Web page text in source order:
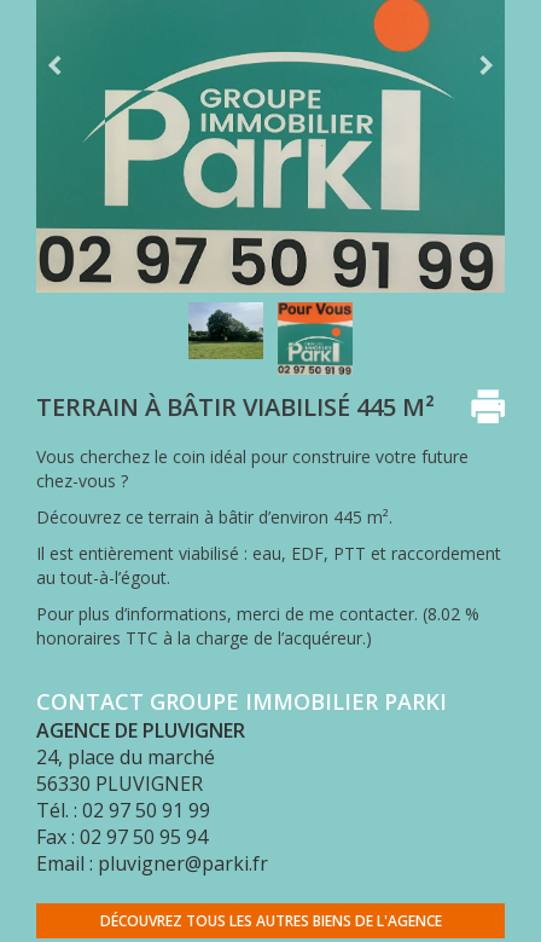
QUI
EST
SERVICES
MA
SÉLECTION
PARKI
MON
COMPTE
ESPACE
ACQUÉREUR
TERRAIN À BÂTIR VIABILISÉ 445 M²
Vous cherchez le coin idéal pour construire votre future
chez-vous ?
Découvrez ce terrain à bâtir d’environ 445 m².
Il est entièrement viabilisé : eau, EDF, PTT et raccordement
au tout-à-l’égout.
Pour plus d’informations, merci de me contacter. (8.02 %
honoraires TTC à la charge de l’acquéreur.)
CONTACT GROUPE IMMOBILIER PARKI
AGENCE DE PLUVIGNER
24, place du marché
56330 PLUVIGNER
Tél. : 02 97 50 91 99
Fax : 02 97 50 95 94
Email : pluvigner@parki.fr
DÉCOUVREZ TOUS LES AUTRES BIENS DE L'AGENCE